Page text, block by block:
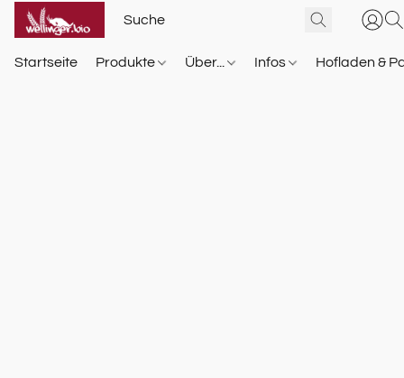
Startseite Produkte Über... Infos Hofladen &